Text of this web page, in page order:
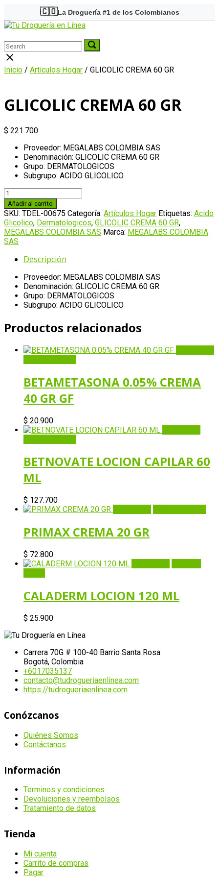
content
🇨🇴La Droguería #1 de los Colombianos
Home
Menu
Search
for:
Search
for:
Search
Close
search
bar
Inicio / Artículos Hogar / GLICOLIC CREMA 60 GR
GLICOLIC CREMA 60 GR
$ 221.700
Proveedor: MEGALABS COLOMBIA SAS
Denominación: GLICOLIC CREMA 60 GR
Grupo: DERMATOLOGICOS
Subgrupo: ACIDO GLICOLICO
GLICOLIC
CREMA
60
GR
cantidad
Añadir al carrito
SKU: TDEL-00675 Categoría: Artículos Hogar Etiquetas: Acido
Glicolico, Dermatologicos, GLICOLIC CREMA 60 GR,
MEGALABS COLOMBIA SAS Marca: MEGALABS COLOMBIA
SAS
Descripción
Proveedor: MEGALABS COLOMBIA SAS
Denominación: GLICOLIC CREMA 60 GR
Grupo: DERMATOLOGICOS
Subgrupo: ACIDO GLICOLICO
Productos relacionados
BETAMETASONA 0.05% CREMA
40 GR GF
$ 20.900
BETNOVATE LOCION CAPILAR 60
ML
$ 127.700
PRIMAX CREMA 20 GR
$ 72.800
CALADERM LOCION 120 ML
$ 25.900
Carrera 70G # 100-40 Barrio Santa Rosa
Bogotá, Colombia
+6017035137
contacto@tudrogueriaenlinea.com
https://tudrogueriaenlinea.com
Conózcanos
Quiénes Somos
Contáctanos
Información
Terminos y condiciones
Devoluciones y reembolsos
Tratamiento de datos
Tienda
Mi cuenta
Carrito de compras
Pagar